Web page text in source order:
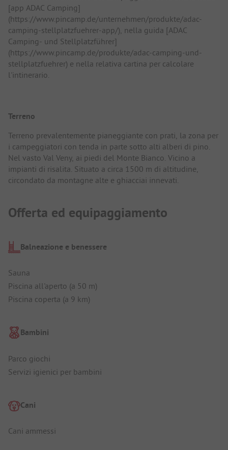
[app ADAC Camping]
(https://www.pincamp.de/unternehmen/produkte/adac-
camping-stellplatzfuehrer-app/), nella guida [ADAC
Camping- und Stellplatzführer]
(https://www.pincamp.de/produkte/adac-camping-und-
stellplatzfuehrer) e nella relativa cartina per calcolare
l'intinerario.
Terreno
Terreno prevalentemente pianeggiante con prati, la zona per
i campeggiatori con tenda in parte sotto alti alberi di pino.
Nel vasto Val Veny, ai piedi del Monte Bianco. Vicino a
impianti di risalita. Situato a circa 1500 m di altitudine,
circondato da montagne alte e ghiacciai innevati.
Offerta ed equipaggiamento
Balneazione e benessere
Sauna
Piscina all'aperto (a 50 m)
Piscina coperta (a 9 km)
Bambini
Parco giochi
Servizi igienici per bambini
Cani
Cani ammessi